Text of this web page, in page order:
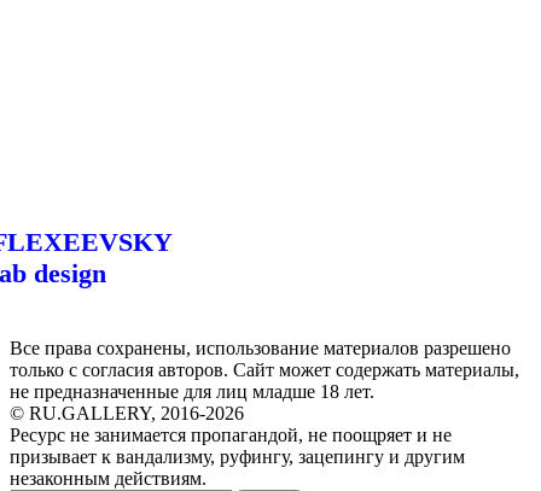
design
Все права сохранены, использование материалов разрешено
только с согласия авторов. Сайт может содержать материалы,
не предназначенные для лиц младше 18 лет.
© RU.GALLERY, 2016-2026
Ресурс не занимается пропагандой, не поощряет и не
призывает к вандализму, руфингу, зацепингу и другим
незаконным действиям.